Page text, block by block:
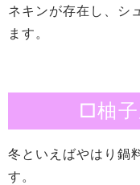
ネキンが存在し、シ
ます。
□柚子
冬といえばやはり鍋
す。